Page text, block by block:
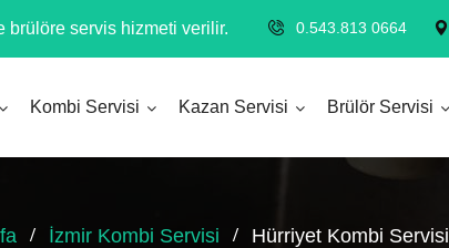
brülöre servis hizmeti verilir. 0.543.813 0664
Kombi Servisi Kazan Servisi Brülör Servisi
İzmir Kombi Servisi Hürriyet Kombi Servisi